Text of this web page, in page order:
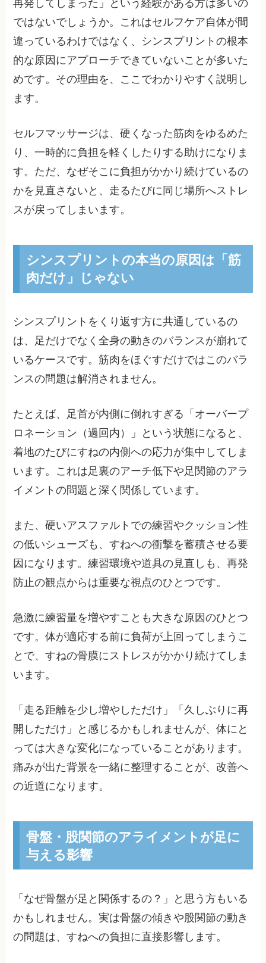
再発してしまった」という経験がある方は多いの
ではないでしょうか。これはセルフケア自体が間
違っているわけではなく、シンスプリントの根本
的な原因にアプローチできていないことが多いた
めです。その理由を、ここでわかりやすく説明し
ます。
セルフマッサージは、硬くなった筋肉をゆるめた
り、一時的に負担を軽くしたりする助けになりま
す。ただ、なぜそこに負担がかかり続けているの
かを見直さないと、走るたびに同じ場所へストレ
スが戻ってしまいます。
シンスプリントの本当の原因は「筋
肉だけ」じゃない
シンスプリントをくり返す方に共通しているの
は、足だけでなく全身の動きのバランスが崩れて
いるケースです。筋肉をほぐすだけではこのバラ
ンスの問題は解消されません。
たとえば、足首が内側に倒れすぎる「オーバープ
ロネーション（過回内）」という状態になると、
着地のたびにすねの内側への応力が集中してしま
います。これは足裏のアーチ低下や足関節のアラ
イメントの問題と深く関係しています。
また、硬いアスファルトでの練習やクッション性
の低いシューズも、すねへの衝撃を蓄積させる要
因になります。練習環境や道具の見直しも、再発
防止の観点からは重要な視点のひとつです。
急激に練習量を増やすことも大きな原因のひとつ
です。体が適応する前に負荷が上回ってしまうこ
とで、すねの骨膜にストレスがかかり続けてしま
います。
「走る距離を少し増やしただけ」「久しぶりに再
開しただけ」と感じるかもしれませんが、体にと
っては大きな変化になっていることがあります。
痛みが出た背景を一緒に整理することが、改善へ
の近道になります。
骨盤・股関節のアライメントが足に
与える影響
「なぜ骨盤が足と関係するの？」と思う方もいる
かもしれません。実は骨盤の傾きや股関節の動き
の問題は、すねへの負担に直接影響します。